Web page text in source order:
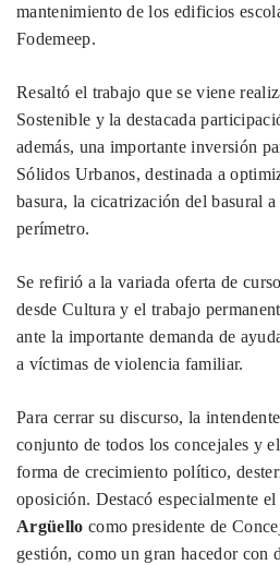
mantenimiento de los edificios
Fodemeep.
Resaltó el trabajo que se viene
Sostenible y la destacada
además, una importante inversión
Sólidos Urbanos, destinada a
basura, la cicatrización del basural
perímetro.
Se refirió a la variada oferta de
desde Cultura y el trabajo
ante la importante demanda de
a víctimas de violencia familiar.
Para cerrar su discurso, la
conjunto de todos los concejales y
forma de crecimiento político,
oposición. Destacó especialmente
Argüello como presidente de
gestión, como un gran hacedor con